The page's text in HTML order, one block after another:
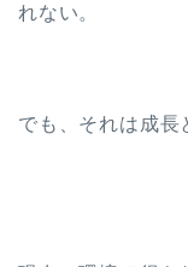
れない。
でも、それは成長